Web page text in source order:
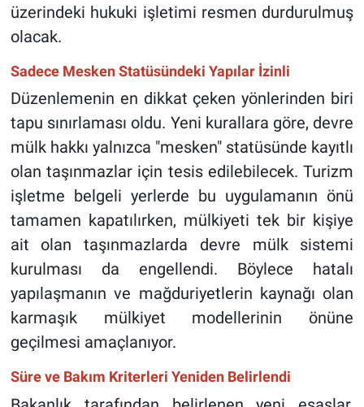
üzerindeki hukuki işletimi resmen durdurulmuş
olacak.
Sadece Mesken Statüsündeki Yapılar İzinli
Düzenlemenin en dikkat çeken yönlerinden biri
tapu sınırlaması oldu. Yeni kurallara göre, devre
mülk hakkı yalnızca "mesken" statüsünde kayıtlı
olan taşınmazlar için tesis edilebilecek. Turizm
işletme belgeli yerlerde bu uygulamanın önü
tamamen kapatılırken, mülkiyeti tek bir kişiye
ait olan taşınmazlarda devre mülk sistemi
kurulması da engellendi. Böylece hatalı
yapılaşmanın ve mağduriyetlerin kaynağı olan
karmaşık mülkiyet modellerinin önüne
geçilmesi amaçlanıyor.
Süre ve Bakım Kriterleri Yeniden Belirlendi